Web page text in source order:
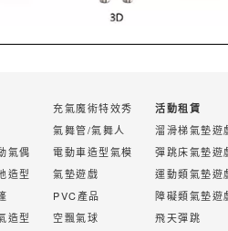
氣偶
造型
造型
充氣魔術特效秀
氣舞管/氣舞人
電動車造型氣模
氣墊遊戲
PVC產品
空飄氣球
活動租賃
溜滑梯氣墊遊
彈跳床氣墊遊
運動類氣墊遊
障礙類氣墊遊
飛天彈跳